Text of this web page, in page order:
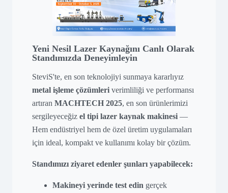
Yeni Nesil Lazer Kaynağını Canlı Olarak
Standımızda Deneyimleyin
SteviS'te, en son teknolojiyi sunmaya kararlıyız
metal işleme çözümleri verimliliği ve performansı
artıranMACHTECH 2025, en son ürünlerimizi
sergileyeceğizel tipi lazer kaynak makinesi —
Hem endüstriyel hem de özel üretim uygulamaları
için ideal, kompakt ve kullanımı kolay bir çözüm.
Standımızı ziyaret edenler şunları yapabilecek:
Makineyi yerinde test edin gerçek